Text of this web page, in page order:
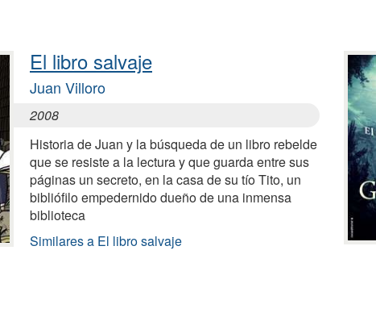
El libro salvaje
Juan Villoro
2008
Historia de Juan y la búsqueda de un libro rebelde
que se resiste a la lectura y que guarda entre sus
páginas un secreto, en la casa de su tío Tito, un
bibliófilo empedernido dueño de una inmensa
biblioteca
Similares a El libro salvaje